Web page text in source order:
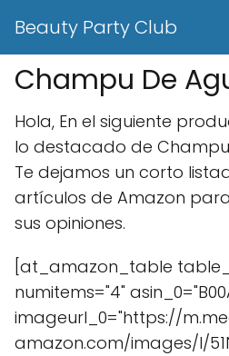
Beauty Party Club
Champu De
Hola, En el siguiente
lo destacado de Champu
Te dejamos un corto
artículos de Amazon
sus opiniones.
[at_amazon_table
numitems="4"
imageurl_0="https://
amazon.com/images/I/